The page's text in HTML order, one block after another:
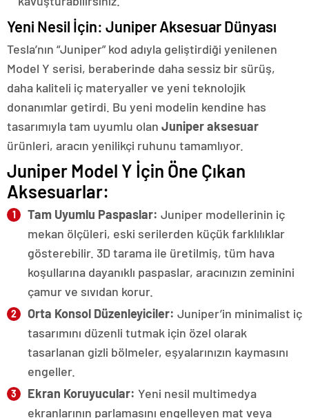
Yeni Nesil İçin: Juniper Aksesuar Dünyası
Tesla’nın “Juniper” kod adıyla geliştirdiği yenilenen
Model Y serisi, beraberinde daha sessiz bir sürüş,
daha kaliteli iç materyaller ve yeni teknolojik
donanımlar getirdi. Bu yeni modelin kendine has
tasarımıyla tam uyumlu olan Juniper aksesuar
ürünleri, aracın yenilikçi ruhunu tamamlıyor.
Juniper Model Y İçin Öne Çıkan
Aksesuarlar:
Tam Uyumlu Paspaslar: Juniper modellerinin iç
mekan ölçüleri, eski serilerden küçük farklılıklar
gösterebilir. 3D tarama ile üretilmiş, tüm hava
koşullarına dayanıklı paspaslar, aracınızın zeminini
çamur ve sıvıdan korur.
Orta Konsol Düzenleyiciler: Juniper’in minimalist iç
tasarımını düzenli tutmak için özel olarak
tasarlanan gizli bölmeler, eşyalarınızın kaymasını
engeller.
Ekran Koruyucular: Yeni nesil multimedya
ekranlarının parlamasını engelleyen mat veya